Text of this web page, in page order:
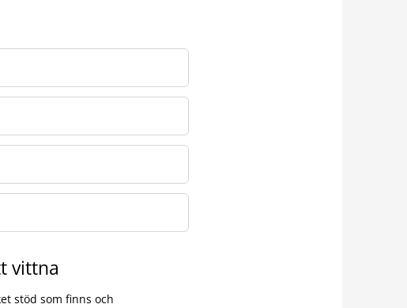
vittna
stöd som finns och